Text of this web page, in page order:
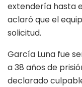
extendería hasta
aclaró que el
solicitud.
García Luna fue
a 38 años de
declarado